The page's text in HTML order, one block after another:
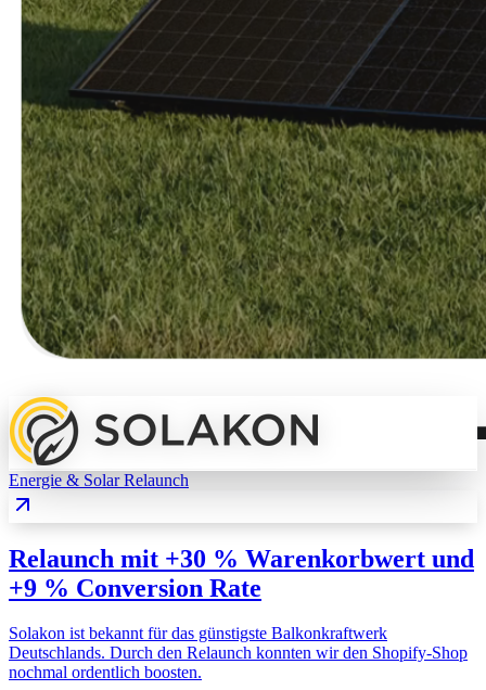
Energie & Solar Relaunch
Relaunch mit +30 % Warenkorbwert und
+9 % Conversion Rate
Solakon ist bekannt für das günstigste Balkonkraftwerk
Deutschlands. Durch den Relaunch konnten wir den Shopify-Shop
nochmal ordentlich boosten.